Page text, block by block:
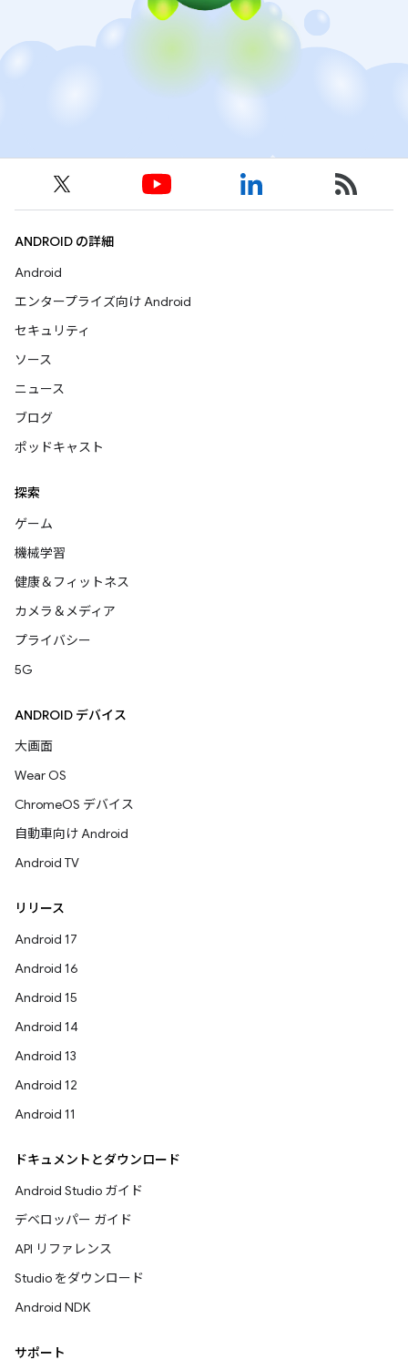
ANDROID の詳細
Android
エンタープライズ向け Android
セキュリティ
ソース
ニュース
ブログ
ポッドキャスト
探索
ゲーム
機械学習
健康＆フィットネス
カメラ＆メディア
プライバシー
5G
ANDROID デバイス
大画面
Wear OS
ChromeOS デバイス
自動車向け Android
Android TV
リリース
Android 17
Android 16
Android 15
Android 14
Android 13
Android 12
Android 11
ドキュメントとダウンロード
Android Studio ガイド
デベロッパー ガイド
API リファレンス
Studio をダウンロード
Android NDK
サポート